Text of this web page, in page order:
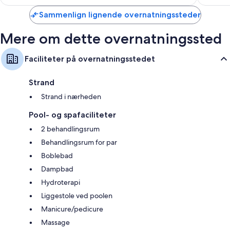
anmeldelser
Sammenlign lignende overnatningssteder
Mere om dette overnatningssted
Faciliteter på overnatningsstedet
Strand
Strand i nærheden
Pool- og spafaciliteter
2 behandlingsrum
Behandlingsrum for par
Boblebad
Dampbad
Hydroterapi
Liggestole ved poolen
Manicure/pedicure
Massage